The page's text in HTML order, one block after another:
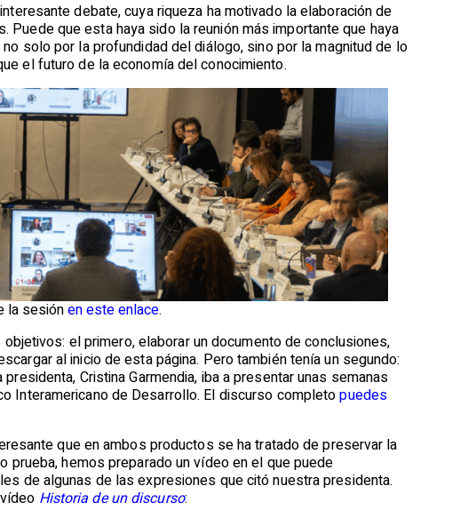
debate, cuya riqueza ha motivado la elaboración de
Puede que esta haya sido la reunión más importante que haya
solo por la profundidad del diálogo, sino por la magnitud de lo
el futuro de la economía del conocimiento.
la sesiónen este enlace.
el primero, elaborar un documento de conclusiones,
al inicio de esta página. Pero también tenía un segundo:
Cristina Garmendia, iba a presentar unas semanas
Interamericano de Desarrollo. El discurso completopuedes
que en ambos productos se ha tratado de preservar la
prueba, hemos preparado un vídeo en el que puede
de algunas de las expresiones que citó nuestra presidenta.
Historia de un discurso: